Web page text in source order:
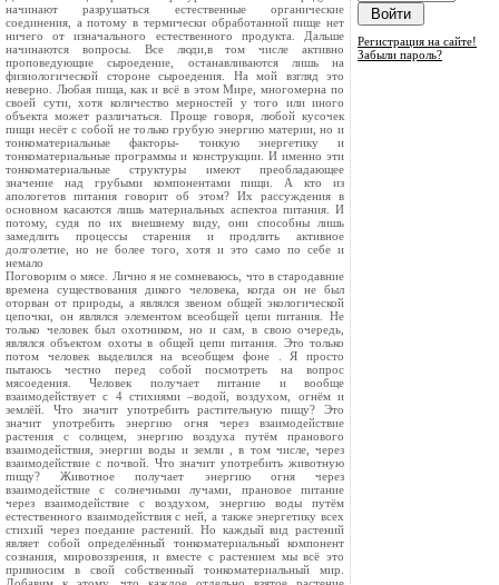
начинают разрушаться естественные органические
соединения, а потому в термически обработанной пище нет
ничего от изначального естественного продукта. Дальше
начинаются вопросы. Все люди,в том числе активно
проповедующие сыроедение, останавливаются лишь на
физиологической стороне сыроедения. На мой взгляд это
неверно. Любая пища, как и всё в этом Мире, многомерна по
своей сути, хотя количество мерностей у того или иного
объекта может различаться. Проще говоря, любой кусочек
пищи несёт с собой не только грубую энергию материи, но и
тонкоматериальные факторы- тонкую энергетику и
тонкоматериальные программы и конструкции. И именно эти
тонкоматериальные структуры имеют преобладающее
значение над грубыми компонентами пищи. А кто из
апологетов питания говорит об этом? Их рассуждения в
основном касаются лишь материальных аспектоа питания. И
потому, судя по их внешнему виду, они способны лишь
замедлить процессы старения и продлить активное
долголетие, но не более того, хотя и это само по себе и
немало
Поговорим о мясе. Лично я не сомневаюсь, что в стародавние
времена существования дикого человека, когда он не был
оторван от природы, а являлся звеном общей экологической
цепочки, он являлся элементом всеобщей цепи питания. Не
только человек был охотником, но и сам, в свою очередь,
являлся объектом охоты в общей цепи питания. Это только
потом человек выделился на всеобщем фоне . Я просто
пытаюсь честно перед собой посмотреть на вопрос
мясоедения. Человек получает питание и вообще
взаимодействует с 4 стихиями –водой, воздухом, огнём и
землёй. Что значит употребить растительную пищу? Это
значит употребить энергию огня через взаимодействие
растения с солнцем, энергию воздуха путём пранового
взаимодействия, энергии воды и земли , в том числе, через
взаимодействие с почвой. Что значит употребить животную
пищу? Животное получает энергию огня через
взаимодействие с солнечными лучами, прановое питание
через взаимодействие с воздухом, энергию воды путём
естественного взаимодействия с ней, а также энергетику всех
стихий через поедание растений. Но каждый вид растений
являет собой определённый тонкоматериальный компонент
сознания, мировоззрения, и вместе с растением мы всё это
привносим в свой собственный тонкоматериальный мир.
Регистрация на сайте!
Забыли пароль?